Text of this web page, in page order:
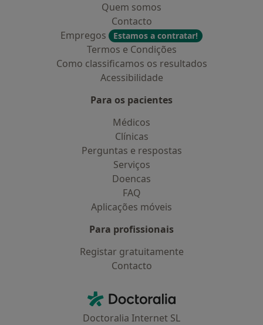
Quem somos
Contacto
Empregos
Estamos a contratar!
Termos e Condições
Como classificamos os resultados
Acessibilidade
Para os pacientes
Médicos
Clínicas
Perguntas e respostas
Serviços
Doencas
FAQ
Aplicações móveis
Para profissionais
Registar gratuitamente
Contacto
Doctoralia - Homepage
Doctoralia Internet SL